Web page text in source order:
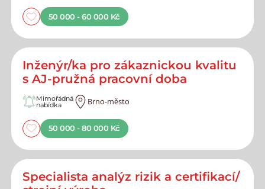
50 000 - 60 000 Kč
Inženýr/ka pro zákaznickou kvalitu
s AJ-pružná pracovní doba
Mimořádná
nabídka Brno-město
50 000 - 80 000 Kč
Specialista analýz rizik a certifikací/